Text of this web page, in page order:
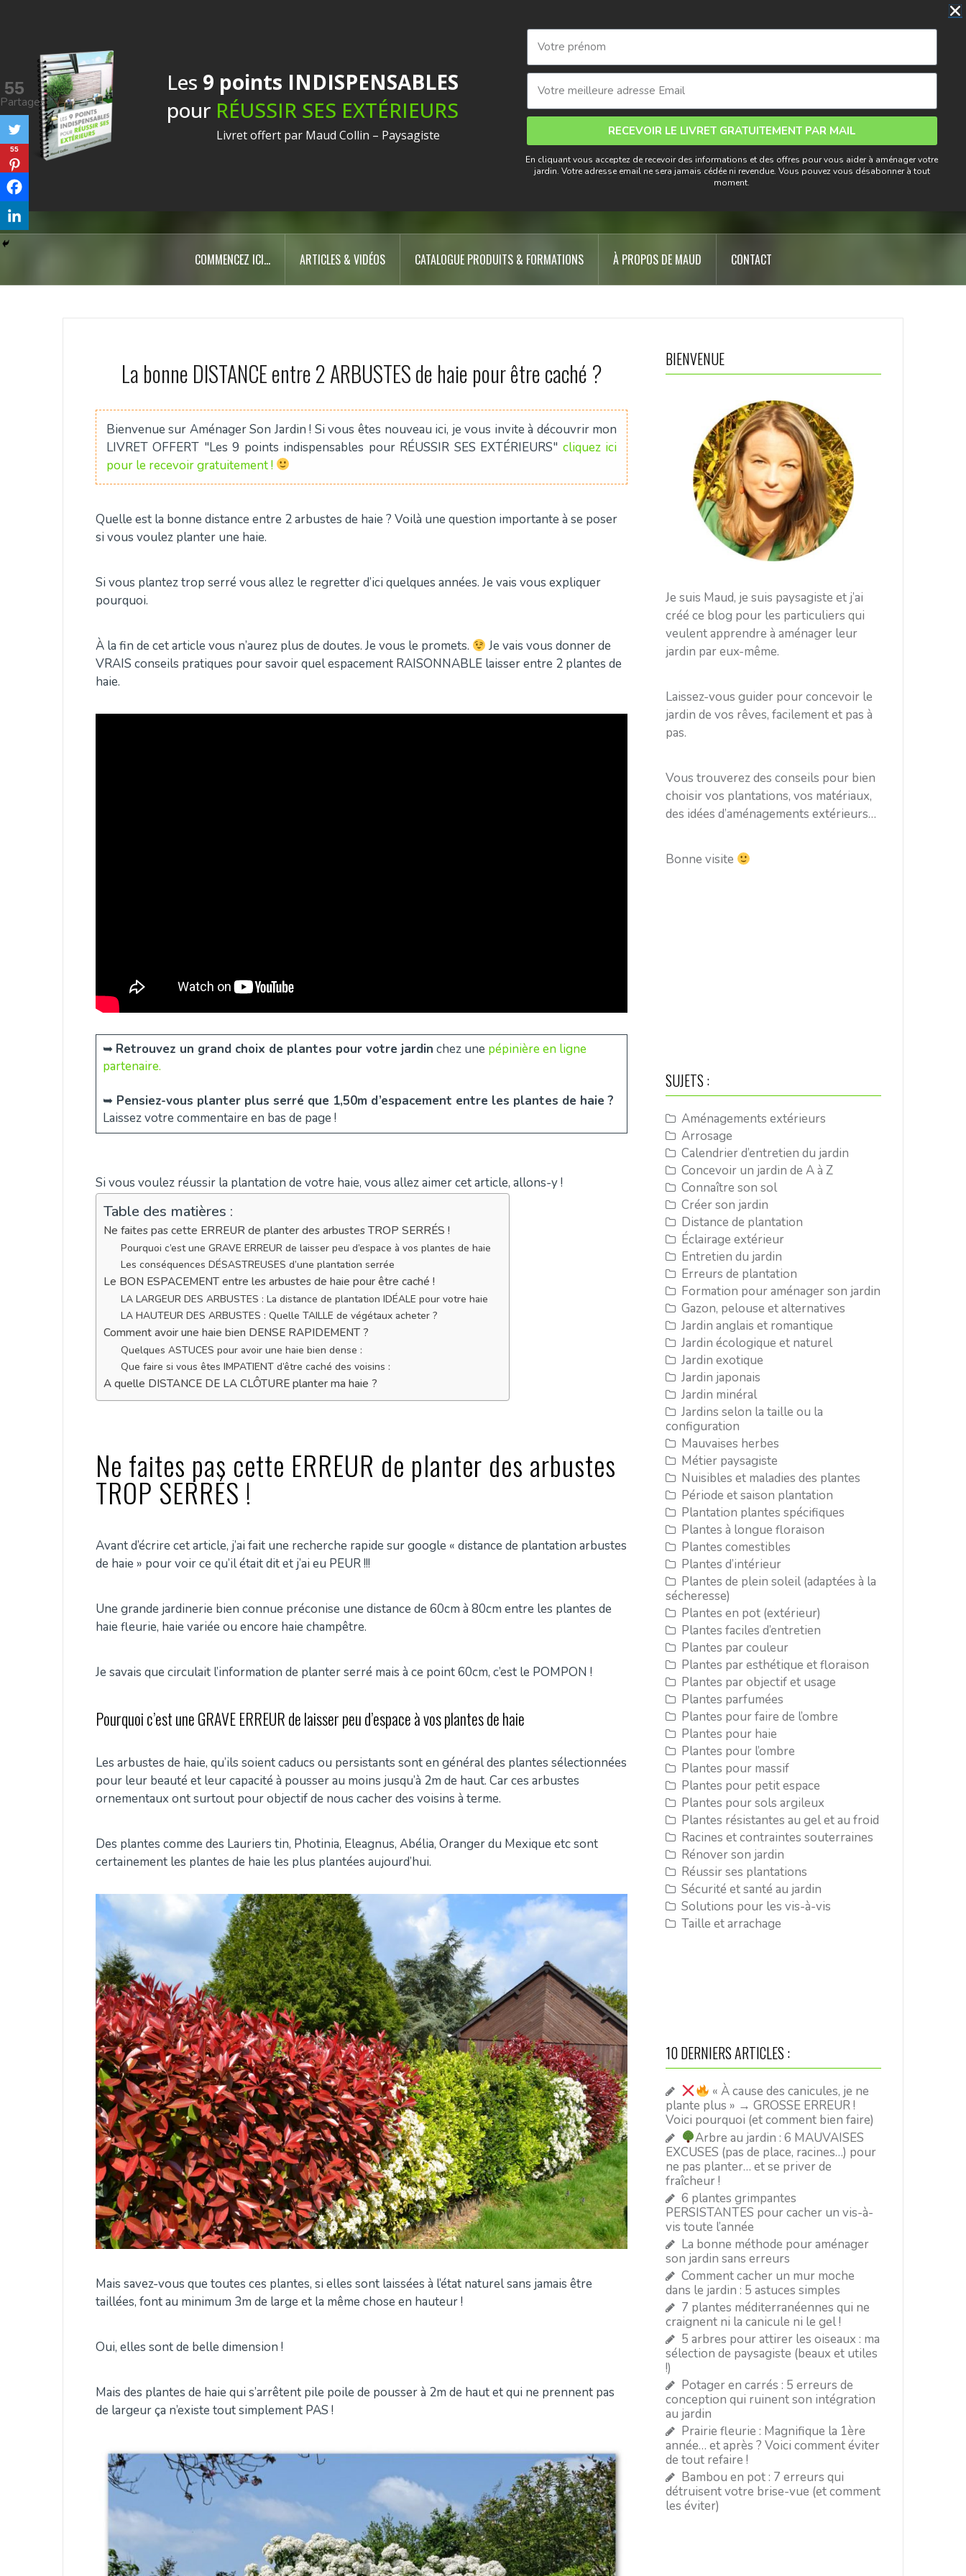
Aménager Son Jardin
Conseils et techniques de paysagiste pour réussir ses extérieurs
COMMENCEZ ICI… ARTICLES & VIDÉOS CATALOGUE PRODUITS & FORMATIONS À PROPOS DE MAUD CONTACT
La bonne DISTANCE entre 2 ARBUSTES de haie pour être caché ?
Bienvenue sur Aménager Son Jardin ! Si vous êtes nouveau ici, je vous invite à découvrir mon
LIVRET OFFERT "Les 9 points indispensables pour RÉUSSIR SES EXTÉRIEURS" cliquez ici
pour le recevoir gratuitement !
Quelle est la bonne distance entre 2 arbustes de haie ? Voilà une question importante à se poser
si vous voulez planter une haie.
Si vous plantez trop serré vous allez le regretter d’ici quelques années. Je vais vous expliquer
pourquoi.
À la fin de cet article vous n’aurez plus de doutes. Je vous le promets.
Je vais vous donner de
VRAIS conseils pratiques pour savoir quel espacement RAISONNABLE laisser entre 2 plantes de
haie.
➥ Retrouvez un grand choix de plantes pour votre jardin chez une pépinière en ligne
partenaire.
➥Pensiez-vous planter plus serré que 1,50m d’espacement entre les plantes de haie ?
Laissez votre commentaire en bas de page !
Si vous voulez réussir la plantation de votre haie, vous allez aimer cet article, allons-y !
Table des matières :
Ne faites pas cette ERREUR de planter des arbustes TROP SERRÉS !
Pourquoi c’est une GRAVE ERREUR de laisser peu d’espace à vos plantes de haie
Les conséquences DÉSASTREUSES d’une plantation serrée
Le BON ESPACEMENT entre les arbustes de haie pour être caché !
LA LARGEUR DES ARBUSTES : La distance de plantation IDÉALE pour votre haie
LA HAUTEUR DES ARBUSTES : Quelle TAILLE de végétaux acheter ?
Comment avoir une haie bien DENSE RAPIDEMENT ?
Quelques ASTUCES pour avoir une haie bien dense :
Que faire si vous êtes IMPATIENT d’être caché des voisins :
A quelle DISTANCE DE LA CLÔTURE planter ma haie ?
Ne faites pas cette ERREUR de planter des arbustes
TROP SERRÉS !
Avant d’écrire cet article, j’ai fait une recherche rapide sur google « distance de plantation arbustes
de haie » pour voir ce qu’il était dit et j’ai eu PEUR !!!
Une grande jardinerie bien connue préconise une distance de 60cm à 80cm entre les plantes de
haie fleurie, haie variée ou encore haie champêtre.
Je savais que circulait l’information de planter serré mais à ce point 60cm, c’est le POMPON !
Pourquoi c’est une GRAVE ERREUR de laisser peu d’espace à vos plantes de haie
Les arbustes de haie, qu’ils soient caducs ou persistants sont en général des plantes sélectionnées
pour leur beauté et leur capacité à pousser au moins jusqu’à 2m de haut. Car ces arbustes
ornementaux ont surtout pour objectif de nous cacher des voisins à terme.
Des plantes comme des Lauriers tin, Photinia, Eleagnus, Abélia, Oranger du Mexique etc sont
certainement les plantes de haie les plus plantées aujourd’hui.
Mais savez-vous que toutes ces plantes, si elles sont laissées à l’état naturel sans jamais être
taillées, font au minimum 3m de large et la même chose en hauteur !
Oui, elles sont de belle dimension !
Mais des plantes de haie qui s’arrêtent pile poile de pousser à 2m de haut et qui ne prennent pas
de largeur ça n’existe tout simplement PAS !
55
Partages
55
BIENVENUE
Je suis Maud, je suis paysagiste et j’ai
créé ce blog pour les particuliers qui
veulent apprendre à aménager leur
jardin par eux-même.
Laissez-vous guider pour concevoir le
jardin de vos rêves, facilement et pas à
pas.
Vous trouverez des conseils pour bien
choisir vos plantations, vos matériaux,
des idées d’aménagements extérieurs…
Bonne visite
SUJETS :
Aménagements extérieurs
Arrosage
Calendrier d’entretien du jardin
Concevoir un jardin de A à Z
Connaître son sol
Créer son jardin
Distance de plantation
Éclairage extérieur
Entretien du jardin
Erreurs de plantation
Formation pour aménager son jardin
Gazon, pelouse et alternatives
Jardin anglais et romantique
Jardin écologique et naturel
Jardin exotique
Jardin japonais
Jardin minéral
Jardins selon la taille ou la
configuration
Mauvaises herbes
Métier paysagiste
Nuisibles et maladies des plantes
Période et saison plantation
Plantation plantes spécifiques
Plantes à longue floraison
Plantes comestibles
Plantes d’intérieur
Plantes de plein soleil (adaptées à la
sécheresse)
Plantes en pot (extérieur)
Plantes faciles d’entretien
Plantes par couleur
Plantes par esthétique et floraison
Plantes par objectif et usage
Plantes parfumées
Plantes pour faire de l’ombre
Plantes pour haie
Plantes pour l’ombre
Plantes pour massif
Plantes pour petit espace
Plantes pour sols argileux
Plantes résistantes au gel et au froid
Racines et contraintes souterraines
Rénover son jardin
Réussir ses plantations
Sécurité et santé au jardin
Solutions pour les vis-à-vis
Taille et arrachage
10 DERNIERS ARTICLES :
« À cause des canicules, je ne
plante plus » → GROSSE ERREUR !
Voici pourquoi (et comment bien faire)
Arbre au jardin : 6 MAUVAISES
EXCUSES (pas de place, racines…) pour
ne pas planter… et se priver de
fraîcheur !
6 plantes grimpantes
PERSISTANTES pour cacher un vis-à-
vis toute l’année
La bonne méthode pour aménager
son jardin sans erreurs
Comment cacher un mur moche
dans le jardin : 5 astuces simples
7 plantes méditerranéennes qui ne
craignent ni la canicule ni le gel !
5 arbres pour attirer les oiseaux : ma
sélection de paysagiste (beaux et utiles
!)
Potager en carrés : 5 erreurs de
conception qui ruinent son intégration
au jardin
Prairie fleurie : Magnifique la 1ère
année… et après ? Voici comment éviter
de tout refaire !
Bambou en pot : 7 erreurs qui
détruisent votre brise-vue (et comment
les éviter)
Les 9 points INDISPENSABLES
pour RÉUSSIR SES EXTÉRIEURS
Livret offert par Maud Collin – Paysagiste RECEVOIR LE LIVRET GRATUITEMENT PAR MAIL
En cliquant vous acceptez de recevoir des informations et des offres pour vous aider à aménager votre
jardin. Votre adresse email ne sera jamais cédée ni revendue. Vous pouvez vous désabonner à tout
moment.